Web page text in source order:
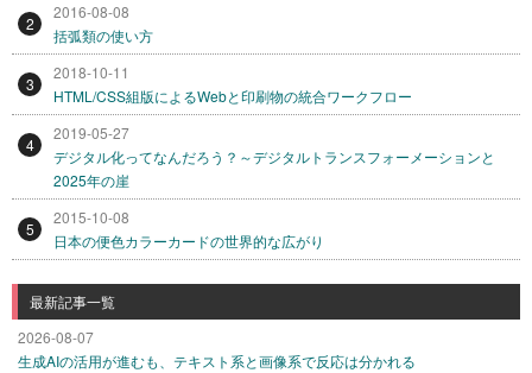
2
2016-08-08
括弧類の使い方
3
2018-10-11
HTML/CSS組版によるWebと印刷物の統合ワークフロー
4
2019-05-27
デジタル化ってなんだろう？～デジタルトランスフォーメーションと
2025年の崖
5
2015-10-08
日本の便色カラーカードの世界的な広がり
最新記事一覧
2026-08-07
生成AIの活用が進むも、テキスト系と画像系で反応は分かれる